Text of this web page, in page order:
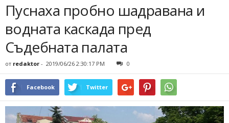
Пуснаха пробно шадравана и
водната каскада пред
Съдебната палата
от redaktor - 2019/06/26 2:30:17 PM 0
Facebook Twitter